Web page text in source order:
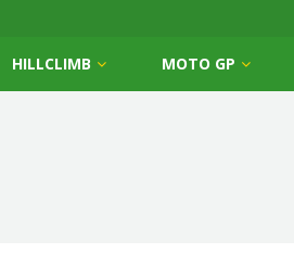
HILLCLIMB MOTO GP